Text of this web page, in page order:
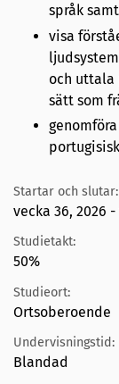
språk
visa
och uttala
sätt som
Startar och slutar:
vecka 36, 2026
Studietakt:
50%
Studieort:
Ortsoberoende
Undervisningstid:
Blandad